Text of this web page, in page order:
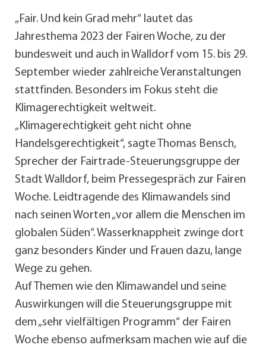
„Fair. Und kein Grad mehr“ lautet das
Jahresthema 2023 der Fairen Woche, zu der
bundesweit und auch in Walldorf vom 15. bis 29.
September wieder zahlreiche Veranstaltungen
stattfinden. Besonders im Fokus steht die
Klimagerechtigkeit weltweit.
„Klimagerechtigkeit geht nicht ohne
Handelsgerechtigkeit“, sagte Thomas Bensch,
Sprecher der Fairtrade-Steuerungsgruppe der
Stadt Walldorf, beim Pressegespräch zur Fairen
Woche. Leidtragende des Klimawandels sind
nach seinen Worten „vor allem die Menschen im
globalen Süden“. Wasserknappheit zwinge dort
ganz besonders Kinder und Frauen dazu, lange
Wege zu gehen.
Auf Themen wie den Klimawandel und seine
Auswirkungen will die Steuerungsgruppe mit
dem „sehr vielfältigen Programm“ der Fairen
Woche ebenso aufmerksam machen wie auf die